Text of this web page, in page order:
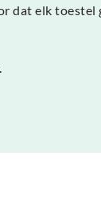
dat elk